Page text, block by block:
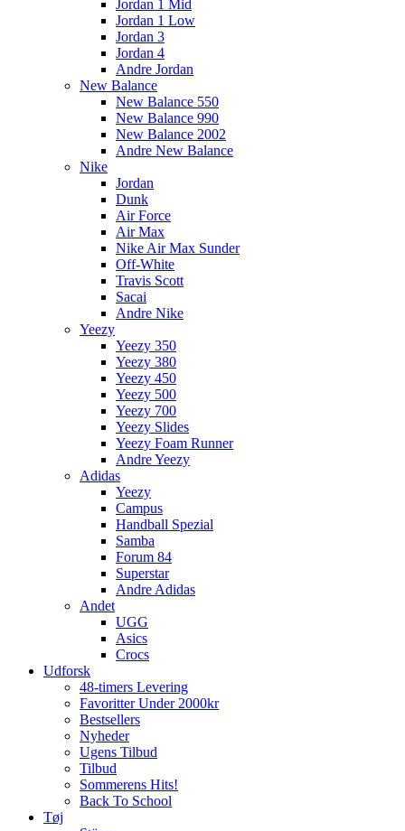
Jordan 1 Mid
Jordan 1 Low
Jordan 3
Jordan 4
Andre Jordan
New Balance
New Balance 550
New Balance 990
New Balance 2002
Andre New Balance
Nike
Jordan
Dunk
Air Force
Air Max
Nike Air Max Sunder
Off-White
Travis Scott
Sacai
Andre Nike
Yeezy
Yeezy 350
Yeezy 380
Yeezy 450
Yeezy 500
Yeezy 700
Yeezy Slides
Yeezy Foam Runner
Andre Yeezy
Adidas
Yeezy
Campus
Handball Spezial
Samba
Forum 84
Superstar
Andre Adidas
Andet
UGG
Asics
Crocs
Udforsk
48-timers Levering
Favoritter Under 2000kr
Bestsellers
Nyheder
Ugens Tilbud
Tilbud
Sommerens Hits!
Back To School
Tøj